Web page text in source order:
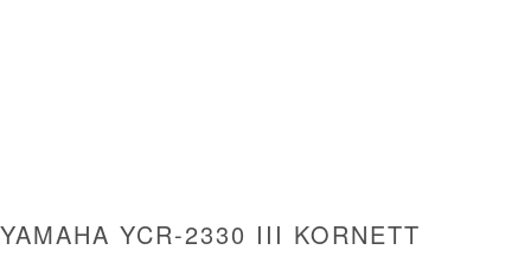
YAMAHA YCR-2330 III KORNETT